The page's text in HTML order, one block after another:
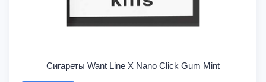
Сигареты Want Line X Nano Click Gum Mint